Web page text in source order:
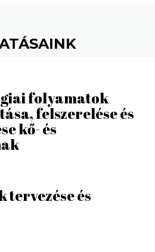
folyamatok
felszerelése és
kő- és
tervezése és